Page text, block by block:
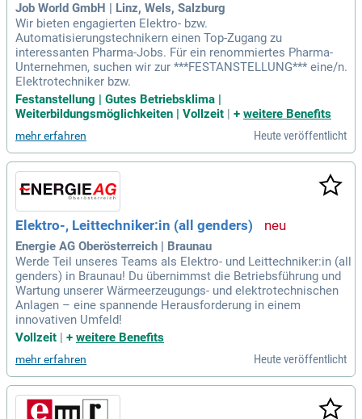
Job World GmbH | Linz, Wels, Salzburg
Wir bieten engagierten Elektro- bzw.
Automatisierungstechnikern einen Top-Zugang zu
interessanten Pharma-Jobs. Für ein renommiertes Pharma-
Unternehmen, suchen wir zur ***FESTANSTELLUNG*** eine/n.
Elektrotechniker bzw.
Festanstellung | Gutes Betriebsklima |
Weiterbildungsmöglichkeiten | Vollzeit | + weitere Benefits
mehr erfahren Heute veröffentlicht
Elektro-, Leittechniker:in (all genders)
Energie AG Oberösterreich | Braunau
Werde Teil unseres Teams als Elektro- und Leittechniker:in (all
genders) in Braunau! Du übernimmst die Betriebsführung und
Wartung unserer Wärmeerzeugungs- und elektrotechnischen
Anlagen – eine spannende Herausforderung in einem
innovativen Umfeld!
Vollzeit
+ weitere Benefits
mehr erfahren Heute veröffentlicht